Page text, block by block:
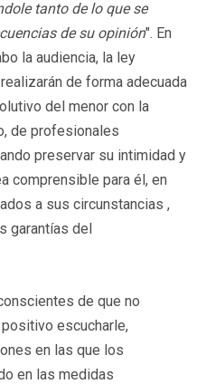
tanto de lo que se
de su opinión". En
la audiencia, la ley
de forma adecuada
del menor con la
de profesionales
preservar su intimidad y
comprensible para él, en
a sus circunstancias ,
garantías del
de que no
escucharle,
en las que los
en las medidas